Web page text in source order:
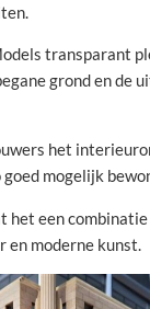
transparant
grond en de
het
mogelijk
het een
en moderne kunst.